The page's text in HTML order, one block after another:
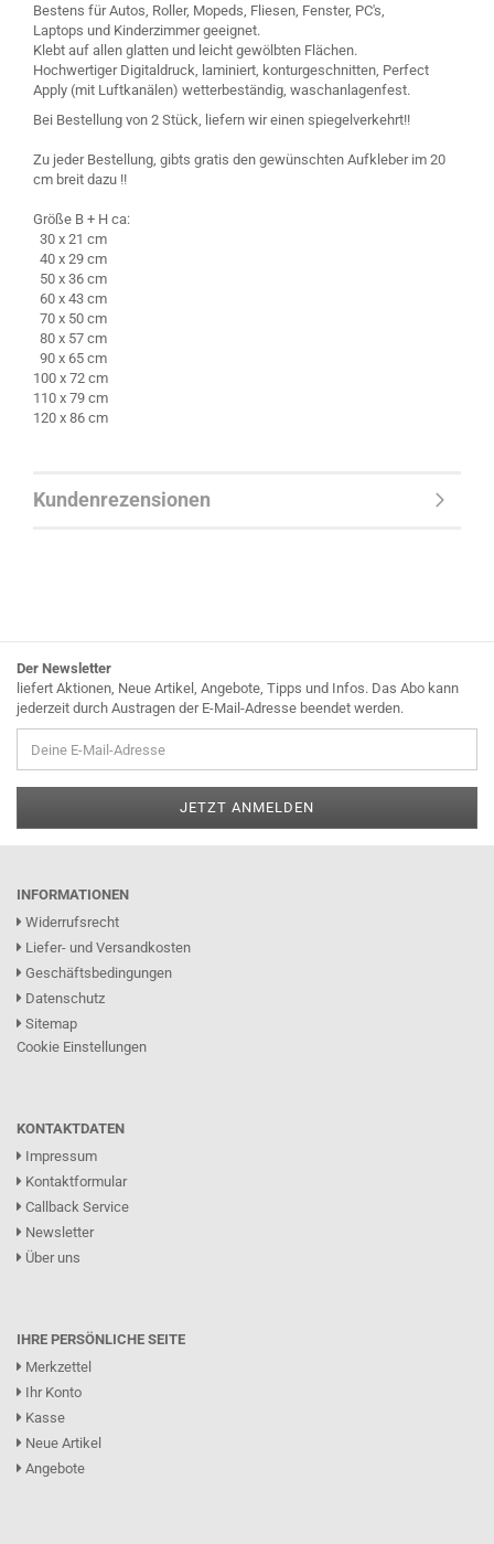
Bestens für Autos, Roller, Mopeds, Fliesen, Fenster, PC's,
Laptops und Kinderzimmer geeignet.
Klebt auf allen glatten und leicht gewölbten Flächen.
Hochwertiger Digitaldruck, laminiert, konturgeschnitten, Perfect
Apply (mit Luftkanälen) wetterbeständig, waschanlagenfest.
Bei Bestellung von 2 Stück, liefern wir einen spiegelverkehrt!!
Zu jeder Bestellung, gibts gratis den gewünschten Aufkleber im 20
cm breit dazu !!
Größe B + H ca:
30 x 21 cm
40 x 29 cm
50 x 36 cm
60 x 43 cm
70 x 50 cm
80 x 57 cm
90 x 65 cm
100 x 72 cm
110 x 79 cm
120 x 86 cm
Kundenrezensionen
Der Newsletter
liefert Aktionen, Neue Artikel, Angebote, Tipps und Infos. Das Abo kann
jederzeit durch Austragen der E-Mail-Adresse beendet werden.
INFORMATIONEN
Widerrufsrecht
Liefer- und Versandkosten
Geschäftsbedingungen
Datenschutz
Sitemap
Cookie Einstellungen
KONTAKTDATEN
Impressum
Kontaktformular
Callback Service
Newsletter
Über uns
IHRE PERSÖNLICHE SEITE
Merkzettel
Ihr Konto
Kasse
Neue Artikel
Angebote